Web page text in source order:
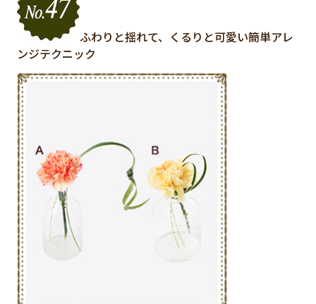
ふわりと揺れて、くるりと可愛い簡単アレ
ンジテクニック